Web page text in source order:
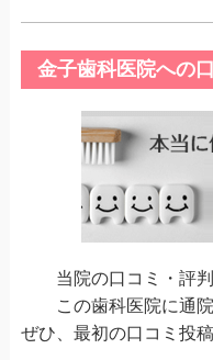
金子歯科医院への
当院の口コミ・評判
この歯科医院に通院
ぜひ、最初の口コミ投